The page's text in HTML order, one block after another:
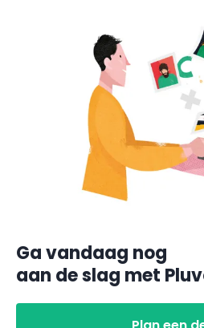
Ga vandaag nog
aan de slag met